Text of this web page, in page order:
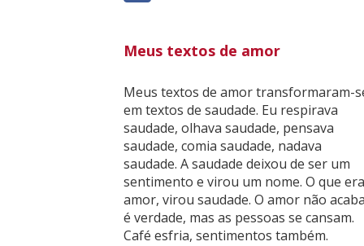
Meus textos de amor
Meus textos de amor transformaram-
em textos de saudade. Eu respirava
saudade, olhava saudade, pensava
saudade, comia saudade, nadava
saudade. A saudade deixou de ser um
sentimento e virou um nome. O que era
amor, virou saudade. O amor não
é verdade, mas as pessoas se cansam.
Café esfria, sentimentos também.